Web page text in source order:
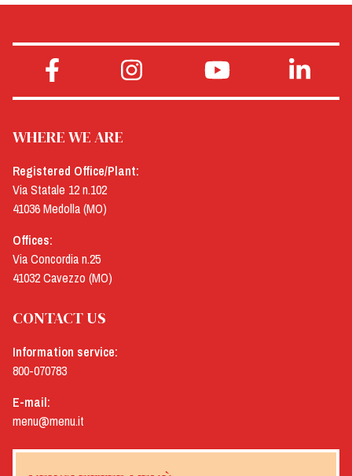
WHERE WE ARE
Registered Office/Plant:
Via Statale 12 n.102
41036 Medolla (MO)
Offices:
Via Concordia n.25
41032 Cavezzo (MO)
CONTACT US
Information service:
800-070783
E-mail:
menu@menu.it